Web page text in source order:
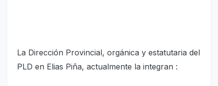
La Dirección Provincial, orgánica y estatutaria del
PLD en Elias Piña, actualmente la integran :